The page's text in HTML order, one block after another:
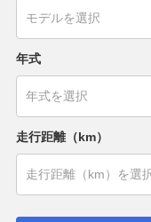
年式
走行距離（km）